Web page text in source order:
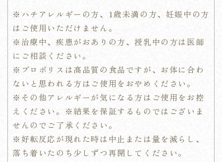
※ ハチアレルギーの方、1歳未満の方、妊娠中の方
はご使用いただけません。
※治療中、疾患がおありの方、授乳中の方は医師
にご相談ください。
※ プロポリスは高品質の食品ですが、お体に合わ
ないと思われる方はご使用をおやめください。
※その他アレルギーが気になる方はご使用をお控
えください。 ※結果を保証するものではございま
せんのでご了承ください。
※好転反応が現れた時は中止または量を減らし、
落ち着いたのち少しずつ再開してください。